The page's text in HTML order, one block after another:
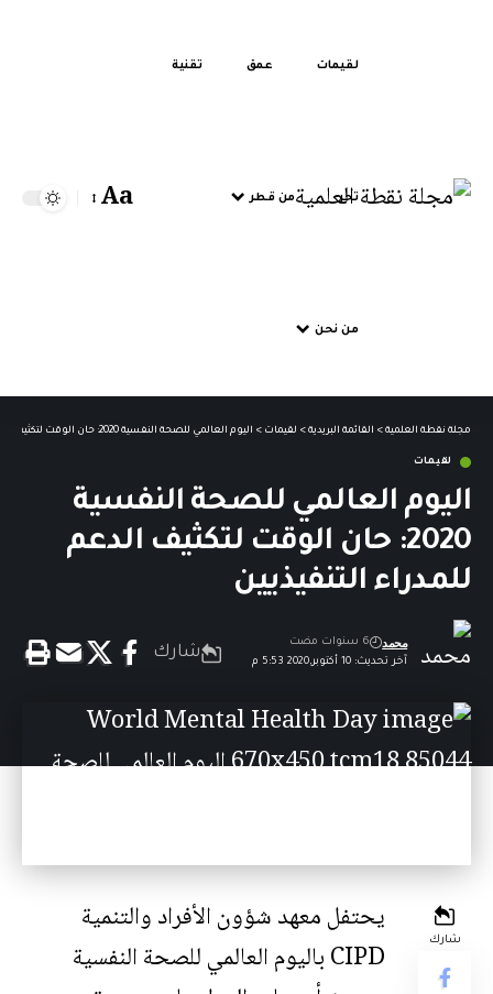
لقيمات عمق تقنية
تحر من قطر
من نحن
Aa
مجلة نقطة العلمية > القائمة البريدية > لقيمات > اليوم العالمي للصحة النفسية 2020: حان الوقت لتكثيف الدعم للمدراء التنفيذيين
لقيمات
اليوم العالمي للصحة النفسية
2020: حان الوقت لتكثيف الدعم
للمدراء التنفيذيين
آخر تحديث: 10 أكتوبر,2020 5:53 م
محمد 6 سنوات مضت
شارك
شارك
يحتفل معهد شؤون الأفراد والتنمية
CIPD ب اليوم العالمي للصحة النفسية